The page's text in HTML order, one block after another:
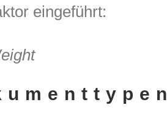
eingeführt: